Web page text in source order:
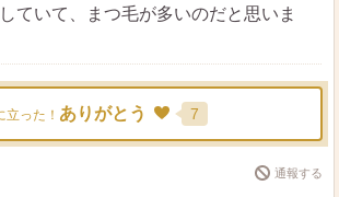
ていて、まつ毛が多いのだと思いま
立った！ ありがとう 7
通報する